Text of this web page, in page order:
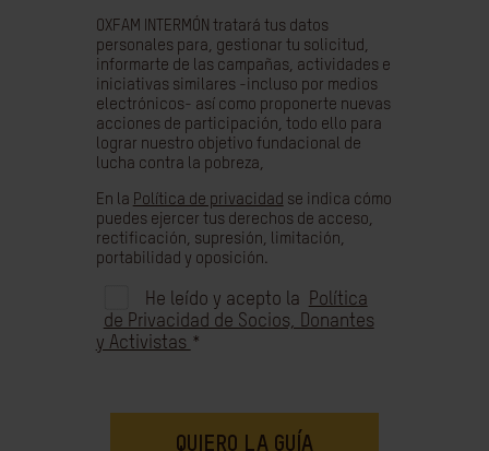
OXFAM INTERMÓN tratará tus datos
personales para, gestionar tu solicitud,
informarte de las campañas, actividades e
iniciativas similares -incluso por medios
electrónicos- así como proponerte nuevas
acciones de participación, todo ello para
lograr nuestro objetivo fundacional de
lucha contra la pobreza,
En la Política de privacidad se indica cómo
puedes ejercer tus derechos de acceso,
rectificación, supresión, limitación,
portabilidad y oposición.
He leído y acepto la
Política
de Privacidad de Socios, Donantes
y Activistas *